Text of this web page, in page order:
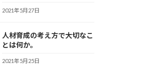
2021年5月27日
人材育成の考え方で大切なこ
とは何か。
2021年5月25日